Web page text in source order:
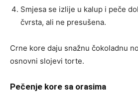
Smjesa se izlije u kalup i peče
čvrsta, ali ne presušena.
Crne kore daju snažnu čokoladnu
osnovni slojevi torte.
Pečenje kore sa orasima